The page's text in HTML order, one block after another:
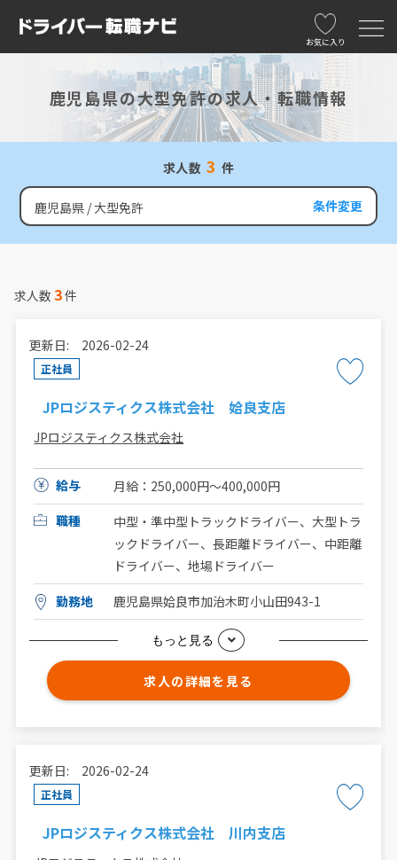
お気に入り
鹿児島県の大型免許の求人・転職情報
求人数 3 件
鹿児島県 大型免許 条件変更
求人数3件
更新日: 2026-02-24
正社員
JPロジスティクス株式会社 姶良支店
JPロジスティクス株式会社
給与
月給：250,000円〜400,000円
職種
中型・準中型トラックドライバー、大型トラ
ックドライバー、長距離ドライバー、中距離
ドライバー、地場ドライバー
勤務地
鹿児島県姶良市加治木町小山田943-1
もっと見る
求人の詳細を見る
更新日: 2026-02-24
正社員
JPロジスティクス株式会社 川内支店